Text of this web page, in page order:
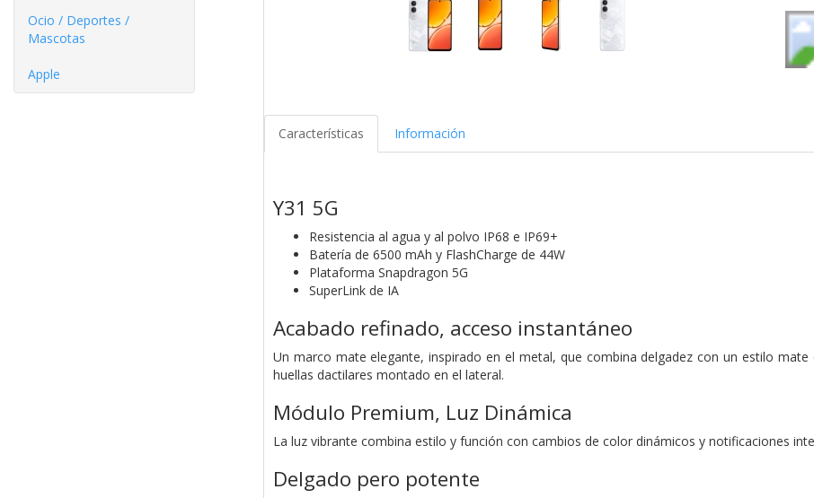
Ocio / Deportes /
Mascotas
Apple
Características Información
Y31 5G
Resistencia al agua y al polvo IP68 e IP69+
Batería de 6500 mAh y FlashCharge de 44W
Plataforma Snapdragon 5G
SuperLink de IA
Acabado refinado, acceso instantáneo
Un marco mate elegante, inspirado en el metal, que combina delgadez con un estilo
huellas dactilares montado en el lateral.
Módulo Premium, Luz Dinámica
La luz vibrante combina estilo y función con cambios de color dinámicos y notificaciones
Delgado pero potente